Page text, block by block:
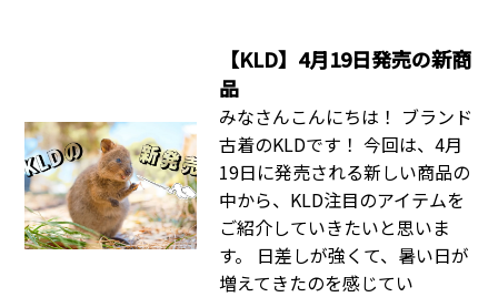
【KLD】4月19日発売の新商
品
みなさんこんにちは！ ブランド
古着のKLDです！ 今回は、4月
19日に発売される新しい商品の
中から、KLD注目のアイテムを
ご紹介していきたいと思いま
す。 日差しが強くて、暑い日が
増えてきたのを感じてい